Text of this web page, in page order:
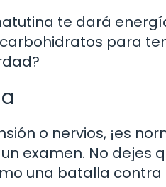
te dará
para
o nervios, ¡es
examen. No
una batalla contra